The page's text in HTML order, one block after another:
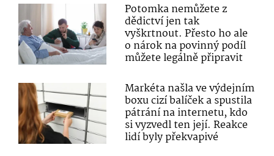
Potomka nemůžete z
dědictví jen tak
vyškrtnout. Přesto ho ale
o nárok na povinný podíl
můžete legálně připravit
Markéta našla ve výdejním
boxu cizí balíček a spustila
pátrání na internetu, kdo
si vyzvedl ten její. Reakce
lidí byly překvapivé